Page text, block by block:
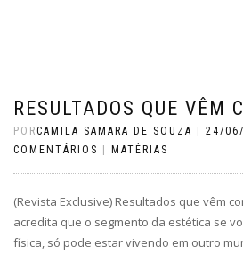
RESULTADOS QUE VÊM
PORCAMILA SAMARA DE SOUZA 24/
COMENTÁRIOS
MATÉRIAS
(Revista Exclusive) Resultados que vêm
acredita que o segmento da estética se
física, só pode estar vivendo em outro